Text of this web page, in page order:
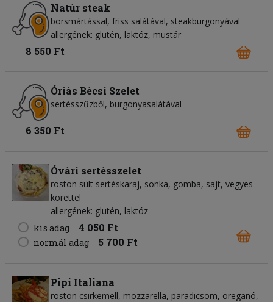
Natúr steak
borsmártással, friss salátával, steakburgonyával
allergének: glutén, laktóz, mustár
8 550 Ft
Óriás Bécsi Szelet
sertésszűzből, burgonyasalátával
6 350 Ft
Óvári sertésszelet
roston sült sertéskaraj, sonka, gomba, sajt, vegyes
körettel
allergének: glutén, laktóz
kis adag
4 050 Ft
normál adag 5 700 Ft
Pipi Italiana
roston csirkemell, mozzarella, paradicsom, oreganó,